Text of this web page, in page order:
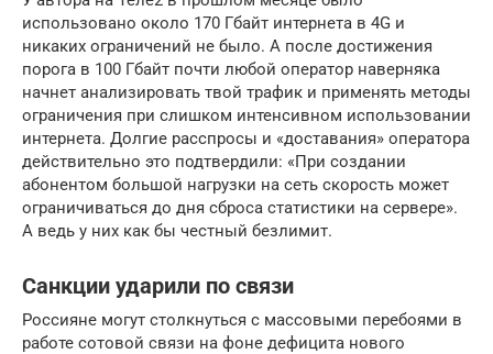
использовано около 170 Гбайт интернета в 4G и
никаких ограничений не было. А после достижения
порога в 100 Гбайт почти любой оператор наверняка
начнет анализировать твой трафик и применять методы
ограничения при слишком интенсивном использовании
интернета. Долгие расспросы и «доставания» оператора
действительно это подтвердили: «При создании
абонентом большой нагрузки на сеть скорость может
ограничиваться до дня сброса статистики на сервере».
А ведь у них как бы честный безлимит.
Санкции ударили по связи
Россияне могут столкнуться с массовыми перебоями в
работе сотовой связи на фоне дефицита нового